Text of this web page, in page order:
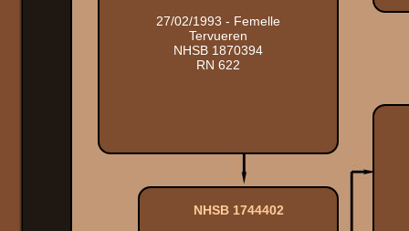
27/02/1993 - Femelle
Tervueren
NHSB 1870394
RN 622
NHSB 1744402